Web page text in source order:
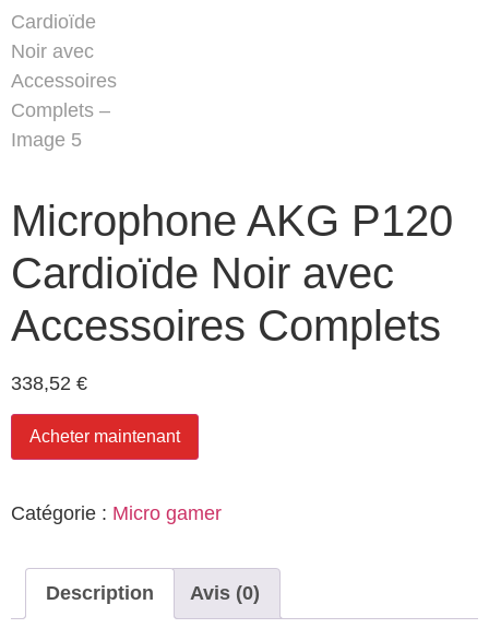
Microphone AKG P120
Cardioïde Noir avec
Accessoires Complets
338,52 €
Acheter maintenant
Catégorie : Micro gamer
Description Avis (0)